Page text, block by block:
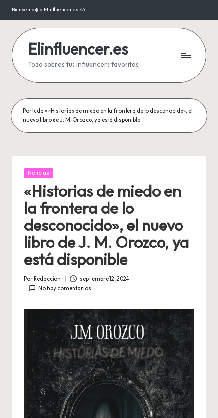
Saltar
contenido
Bienvenid@ a Elinfluencer.es <3
Elinfluencer.es
Todo sobres tus influencers favoritos
Portada »«Historias de miedo en la frontera de lo desconocido», el
nuevo libro de J. M. Orozco, ya está disponible
Publicada
Noticias
«Historias de miedo en
la frontera de lo
desconocido», el nuevo
libro de J. M. Orozco, ya
está disponible
por
Por Redaccion
septiembre 12, 2024
No hay comentarios